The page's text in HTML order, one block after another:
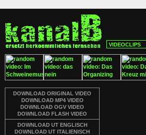
DOWNLOAD ORIGINAL VIDEO
DOWNLOAD MP4 VIDEO
DOWNLOAD OGV VIDEO
DOWNLOAD FLASH VIDEO
DOWNLOAD UT ENGLISCH
DOWNLOAD UT ITALIENISCH